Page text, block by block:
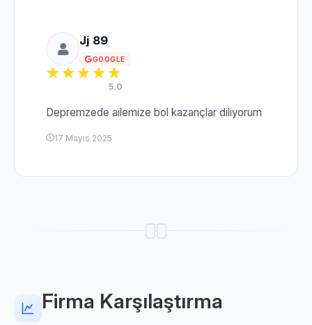
Jj 89
GOOGLE
5.0
Depremzede ailemize bol kazançlar diliyorum
17 Mayıs 2025
Firma Karşılaştırma